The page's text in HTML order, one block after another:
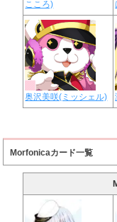
こころ)
奥沢美咲(ミッシェル)
Morfonicaカード一覧